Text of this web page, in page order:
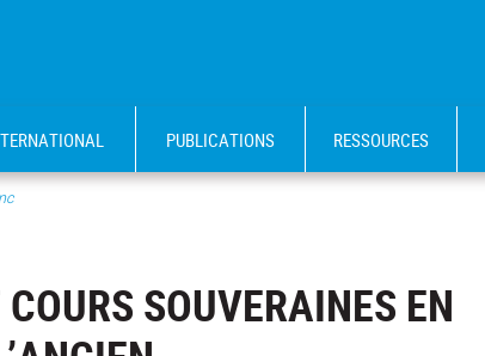
PUBLICATIONS RESSOURCES
SOUVERAINES EN